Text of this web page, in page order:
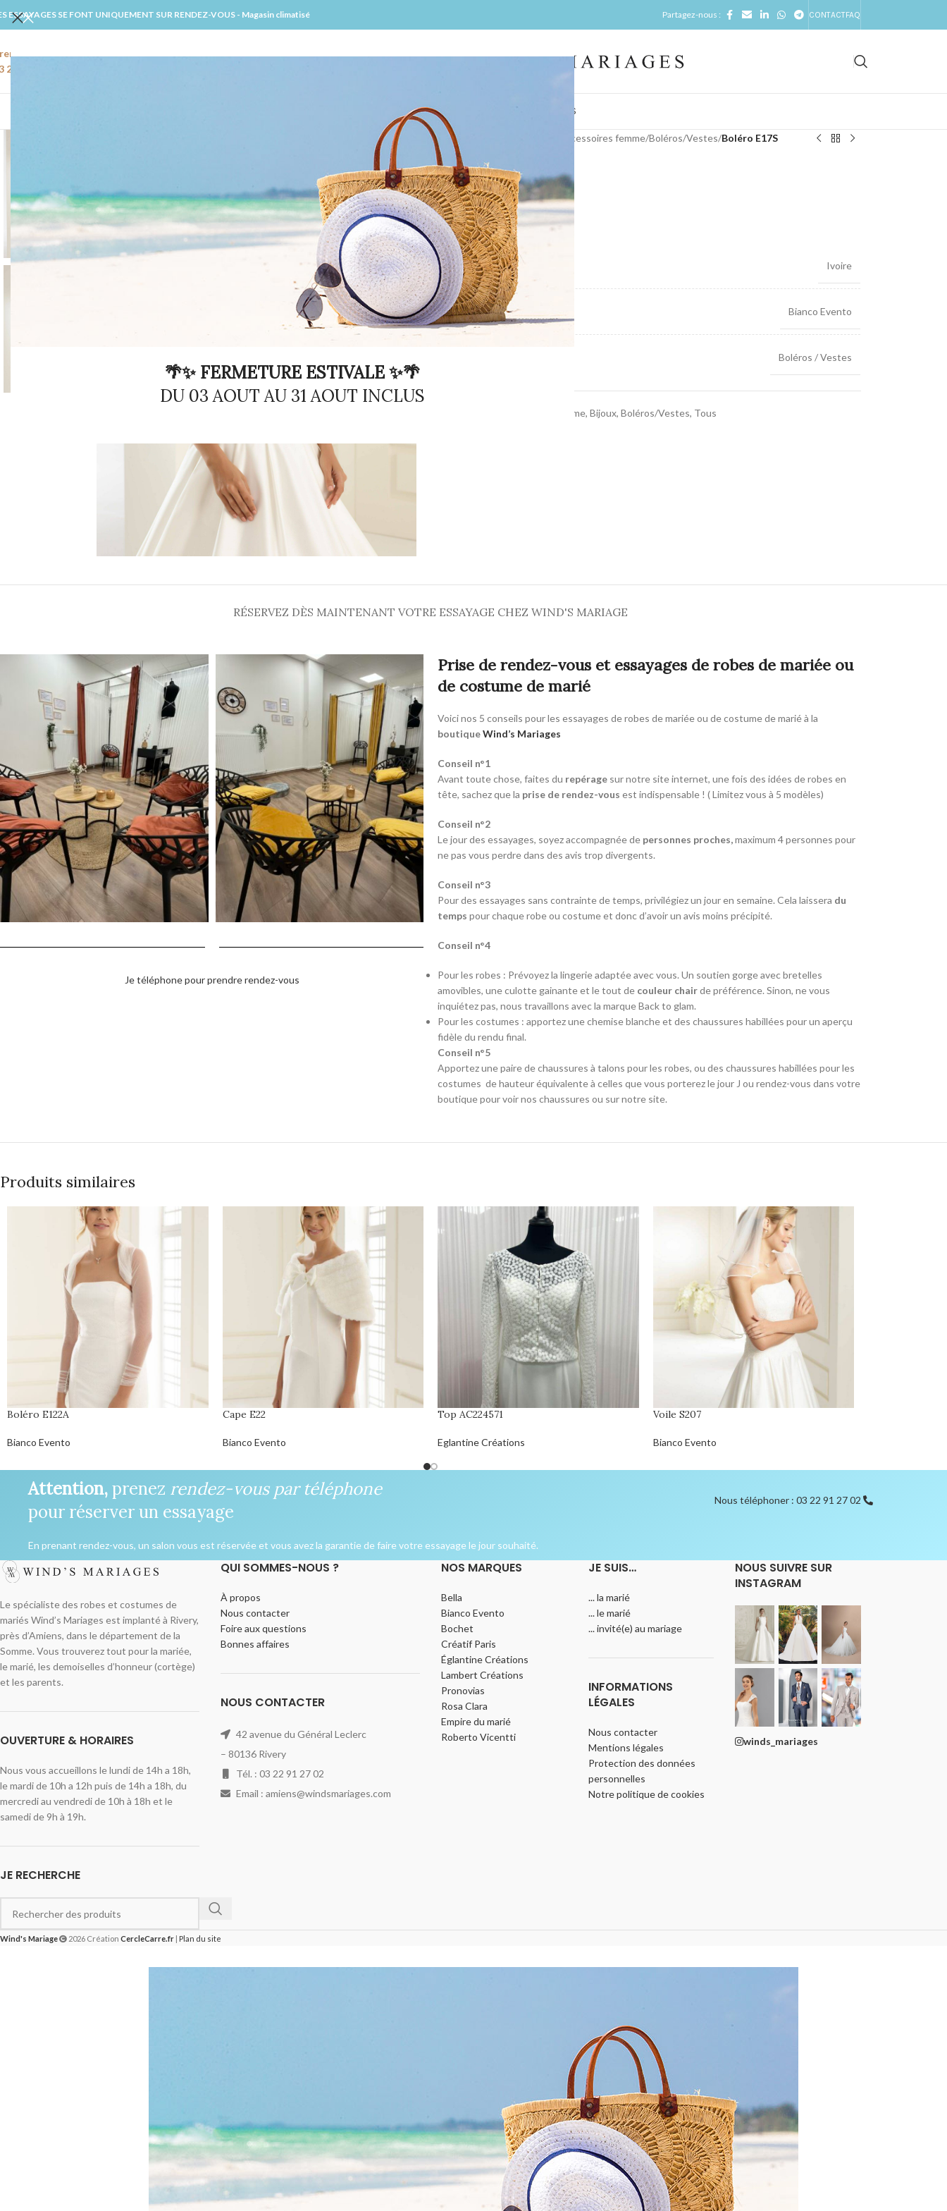
🌴✨ FERMETURE ESTIVALE ✨🌴
DU 03 AOUT AU 31 AOUT INCLUS
ESSAYAGES SE FONT UNIQUEMENT SUR RENDEZ-VOUS - Magasin climatisé Partagez-nous : CONTACTFAQ
rendez-vous
22 91 27 02
LA BOUTIQUE COIFFES
Accueil accessoires femme/Boléros/Vestes/Boléro E17S
Boléro E17S
COULEUR Ivoire
MARQUE Bianco Evento
Boléros / Vestes
accessoires femme, Bijoux, Boléros/Vestes, Tous
RÉSERVEZ DÈS MAINTENANT VOTRE ESSAYAGE CHEZ WIND'S MARIAGE
Je téléphone pour prendre rendez-vous
Prise de rendez-vous et essayages de robes de mariée ou
de costume de marié
Voici nos 5 conseils pour les essayages de robes de mariée ou de costume de marié à la
boutiqueWind’s Mariages
Conseil n°1
Avant toute chose, faites du repérage sur notre site internet, une fois des idées de robes en
tête, sachez que la prise de rendez-vous est indispensable ! ( Limitez vous à 5 modèles)
Conseil n°2
Le jour des essayages, soyez accompagnée de personnes proches,maximum 4 personnes pour
ne pas vous perdre dans des avis trop divergents.
Conseil n°3
Pour des essayages sans contrainte de temps, privilégiez un jour en semaine. Cela laissera du
temps pour chaque robe ou costume et donc d’avoir un avis moins précipité.
Conseil n°4
Pour les robes : Prévoyez la lingerie adaptée avec vous. Un soutien gorge avec bretelles
amovibles, une culotte gainante et le tout de couleur chairde préférence. Sinon, ne vous
inquiétez pas, nous travaillons avec la marque Back to glam.
Pour les costumes : apportez une chemise blanche et des chaussures habillées pour un aperçu
fidèle du rendu final.
Conseil n°5
Apportez une paire de chaussures à talons pour les robes, ou des chaussures habillées pour les
costumes de hauteur équivalente à celles que vous porterez le jour J ou rendez-vous dans votre
boutique pour voir nos chaussures ou sur notre site.
Produits similaires
Boléro E122A
Bianco Evento
Cape E22
Bianco Evento
Top AC224571
Eglantine Créations
Voile S207
Bianco Evento
Attention,prenez rendez-vous par téléphone
pour réserver un essayage
En prenant rendez-vous, un salon vous est réservée et vous avez la garantie de faire votre essayage le jour souhaité.
Nous téléphoner : 03 22 91 27 02
Le spécialiste des robes et costumes de
mariés Wind’s Mariages est implanté à Rivery,
près d’Amiens, dans le département de la
Somme. Vous trouverez tout pour la mariée,
le marié, les demoiselles d’honneur (cortège)
et les parents.
OUVERTURE & HORAIRES
Nous vous accueillons le lundi de 14h a 18h,
le mardi de 10h a 12h puis de 14h a 18h, du
mercredi au vendredi de 10h à 18h et le
samedi de 9h à 19h.
JE RECHERCHE
QUI SOMMES-NOUS ?
À propos
Nous contacter
Foire aux questions
Bonnes affaires
NOUS CONTACTER
42 avenue du Général Leclerc
– 80136 Rivery
Tél. : 03 22 91 27 02
Email : amiens@windsmariages.com
NOS MARQUES
Bella
Bianco Evento
Bochet
Créatif Paris
Églantine Créations
Lambert Créations
Pronovias
Rosa Clara
Empire du marié
Roberto Vicentti
JE SUIS…
... la marié
... le marié
... invité(e) au mariage
INFORMATIONS
LÉGALES
Nous contacter
Mentions légales
Protection des données
personnelles
Notre politique de cookies
NOUS SUIVRE SUR
INSTAGRAM
winds_mariages
Wind's Mariage 2026 Création CercleCarre.fr Plan du site